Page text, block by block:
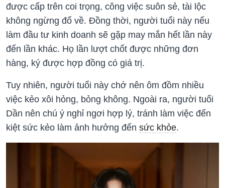
được cấp trên coi trọng, công việc suôn sẻ, tài lộc
không ngừng đổ về. Đồng thời, người tuổi này nếu
làm đầu tư kinh doanh sẽ gặp may mắn hết lần này
đến lần khác. Họ lần lượt chốt được những đơn
hàng, ký được hợp đồng có giá trị.
Tuy nhiên, người tuổi này chớ nên ôm đồm nhiều
việc kẻo xôi hỏng, bỏng không. Ngoài ra, người tuổi
Dần nên chú ý nghỉ ngơi hợp lý, tránh làm việc đến
kiệt sức kẻo làm ảnh hưởng đến sức khỏe.